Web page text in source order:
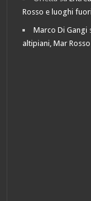
Rosso e luoghi
Marco Di Gangi
altipiani, Mar